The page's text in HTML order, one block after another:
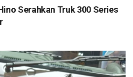
Serahkan Truk 300 Series